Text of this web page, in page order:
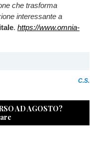
che trasforma
interessante a
. https://www.omnia-
C.S.
AD AGOSTO?